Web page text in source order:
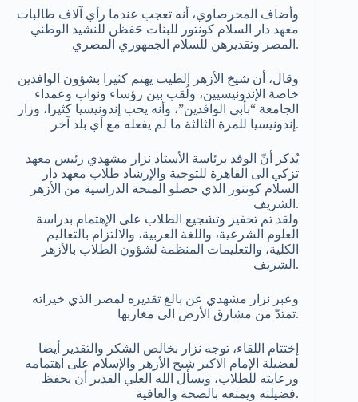
وأضاف المحرصاوي، أنه تعجب عندما رأي آلاف طالبات
معهد دار السلام كونتور للبنات حَفظن للنشيد الوطني
المصر وتقديرهن للسلام الجمهوري المصري.
وقال، أن شيخ الأزهر الطيب يهتم كثيرا بشؤون الوافدين
خاصة الإندونيسيين، ولُقب بين رؤساء ونواب وعمداء
الجامعة “بأبي الوافدين”، وأنه يحب إندونيسيا كثيرا، وزار
إندونيسيا للمرة الثالثة ما لم يفعله مع أي بلد آخر.
يُذكر أنّ الوفد برئاسة الأستاذ نزار مشهدي رئيس معهد
تزكي الى القاهرة للتوجية والإرشاد طلاب معهد دار
السلام كونتور الذي حصلو المنحة الدراسية من الأزهر
الشريف.
ولقد تم تحفيز وتشجيع الطلاب على الإهتمام بدراسة
العلوم الشرعية، واللغة العربية، والالتزام بالتعاليم
الكلية، والتعليمات المنظمة لشؤون الطلاب بالأزهر
الشريف.
وعبر نزار مشهدي عن بالغ تقديره لمصر الذي خيراته
تمتدّ من مشارق الأرض الى مغاربها.
إختتام اللقاء، توجه نزار بخالص الشكر والتقدير أيضا
لفضيلة الإمام الاكبر شيخ الأزهر والإسلام على اهتمامه
ورعايته للطلاب، ويسأل الله العلي القدير أن يحفظ
فضيلته ويمتعه بالصحة والعافية.